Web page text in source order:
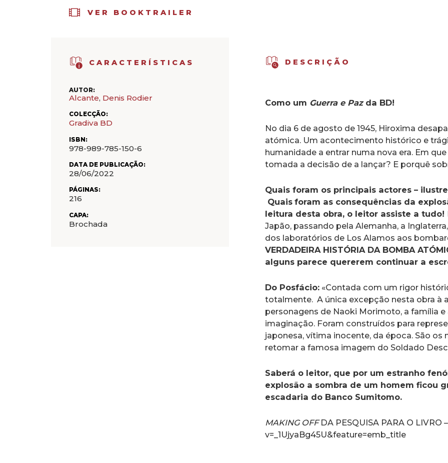
VER BOOKTRAILER
CARACTERÍSTICAS
AUTOR:
Alcante, Denis Rodier
COLECÇÃO:
Gradiva BD
ISBN:
978-989-785-150-6
DATA DE PUBLICAÇÃO:
28/06/2022
PÁGINAS:
216
CAPA:
Brochada
DESCRIÇÃO
Como um Guerra e Paz da BD!
No dia 6 de agosto de 1945, Hiroxima
atómica. Um acontecimento histórico e
humanidade a entrar numa nova era. Em
tomada a decisão de a lançar? E porquê
Quais foram os principais actores –
Quais foram as consequências da
leitura desta obra, o leitor assiste a tudo!
Japão, passando pela Alemanha, a
dos laboratórios de Los Alamos aos
VERDADEIRA HISTÓRIA DA BOMBA
alguns parece quererem continuar a
Do Posfácio: «Contada com um rigor
totalmente. A única excepção nesta obra à
personagens de Naoki Morimoto, a família e
imaginação. Foram construídos para
japonesa, vítima inocente, da época. São
retomar a famosa imagem do Soldado
Saberá o leitor, que por um estranho
explosão a sombra de um homem ficou
escadaria do Banco Sumitomo.
MAKING OFFDA PESQUISA PARA O
v=_1UjyaBg45U&feature=emb_title